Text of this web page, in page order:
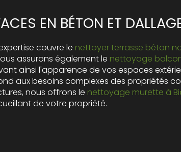
EN BÉTON ET
couvre le nettoyer terrasse béton
assurons également le nettoyage
ainsi l'apparence de vos espaces
aux besoins complexes des propriétés
nous offrons le nettoyage murette à
de votre propriété.